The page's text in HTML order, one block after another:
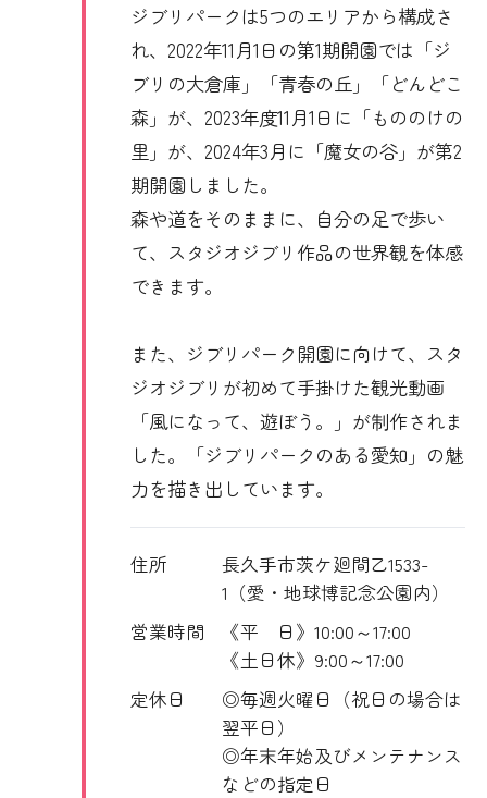
ジブリパークは5つのエリアから構成さ
れ、2022年11月1日の第1期開園では「ジ
ブリの大倉庫」「青春の丘」「どんどこ
森」が、2023年度11月1日に「もののけの
里」が、2024年3月に「魔女の谷」が第2
期開園しました。
森や道をそのままに、自分の足で歩い
て、スタジオジブリ作品の世界観を体感
できます。
また、ジブリパーク開園に向けて、スタ
ジオジブリが初めて手掛けた観光動画
「風になって、遊ぼう。」が制作されま
した。「ジブリパークのある愛知」の魅
力を描き出しています。
住所
長久手市茨ケ廻間乙1533-
1（愛・地球博記念公園内）
営業時間
《平 日》10:00～17:00
《土日休》9:00～17:00
定休日
◎毎週火曜日（祝日の場合は
翌平日）
◎年末年始及びメンテナンス
などの指定日